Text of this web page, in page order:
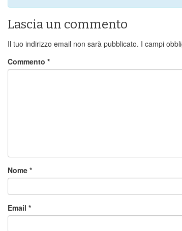
Lascia un commento
Il tuo indirizzo email non sarà pubblicato. I campi
Commento *
Nome *
Email *